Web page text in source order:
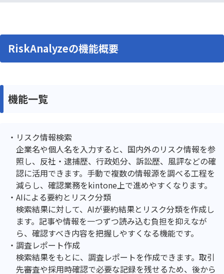
RiskAnalyzeの機能概要
機能一覧
リスク情報検索
企業名や個人名を入力すると、国内外のリスク情報を参
照し、反社・逮捕歴、行政処分、訴訟歴、風評などの確
認に活用できます。手動で複数の情報源を調べる工程を
減らし、確認業務をkintone上で進めやすくなります。
AIによる要約とリスク分類
検索結果に対して、AIが要約結果とリスク分類を作成し
ます。記事や情報を一つずつ読み込む負担を抑えなが
ら、確認すべき内容を把握しやすくなる機能です。
調査レポート作成
検索結果をもとに、調査レポートを作成できます。取引
先審査や採用時確認で必要な記録を残せるため、後から